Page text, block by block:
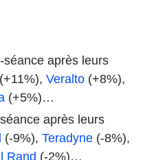
après leurs
(+11%), Veralto (+8%),
(+5%)…
après leurs
(-9%), Teradyne (-8%),
Rand (-2%)…